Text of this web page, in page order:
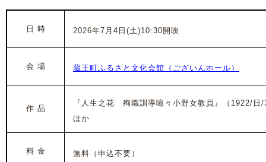
日 時 2026年7月4日(土)10:30開映
会 場 蔵王町ふるさと文化会館（ございんホール）
作 品
『人生之花 殉職訓導噫々小野女教員』
（1922/日
ほか
料 金 無料（申込不要）